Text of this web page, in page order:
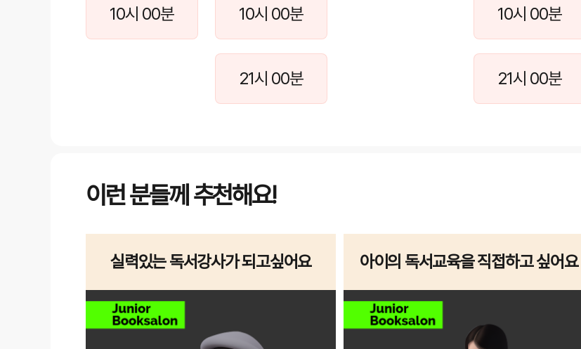
10시 00분 10시 00분
21시 00분
10시 00분
21시 00분
이런 분들께 추천해요!
실력있는 독서강사가 되고싶어요 아이의 독서교육을 직접하고 싶어요